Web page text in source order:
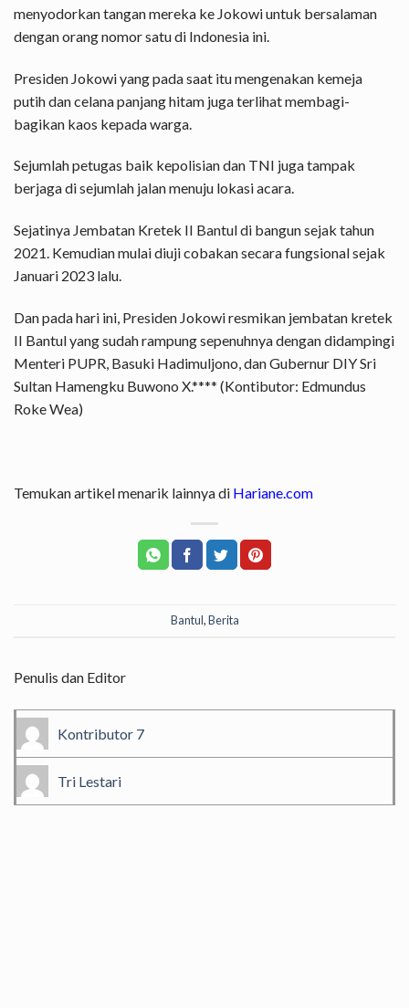
menyodorkan tangan mereka ke Jokowi untuk bersalaman
dengan orang nomor satu di Indonesia ini.
Presiden Jokowi yang pada saat itu mengenakan kemeja
putih dan celana panjang hitam juga terlihat membagi-
bagikan kaos kepada warga.
Sejumlah petugas baik kepolisian dan TNI juga tampak
berjaga di sejumlah jalan menuju lokasi acara.
Sejatinya Jembatan Kretek II Bantul di bangun sejak tahun
2021. Kemudian mulai diuji cobakan secara fungsional sejak
Januari 2023 lalu.
Dan pada hari ini, Presiden Jokowi resmikan jembatan kretek
II Bantul yang sudah rampung sepenuhnya dengan didampingi
Menteri PUPR, Basuki Hadimuljono, dan Gubernur DIY Sri
Sultan Hamengku Buwono X.**** (Kontibutor: Edmundus
Roke Wea)
Temukan artikel menarik lainnya di Hariane.com
Bantul,Berita
Penulis dan Editor
Kontributor 7
Tri Lestari